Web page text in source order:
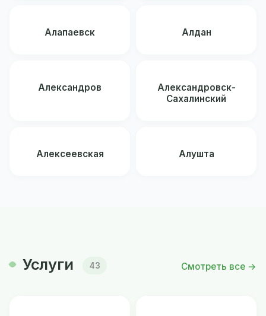
Алапаевск Алдан
Александров
Александровск-
Сахалинский
Алексеевская Алушта
Услуги 43 Смотреть все →